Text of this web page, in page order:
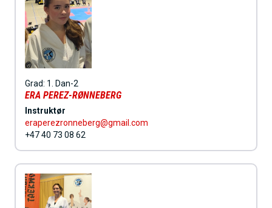
Grad: 1. Dan-2
ERA PEREZ-RØNNEBERG
Instruktør
eraperezronneberg@gmail.com
+47 40 73 08 62